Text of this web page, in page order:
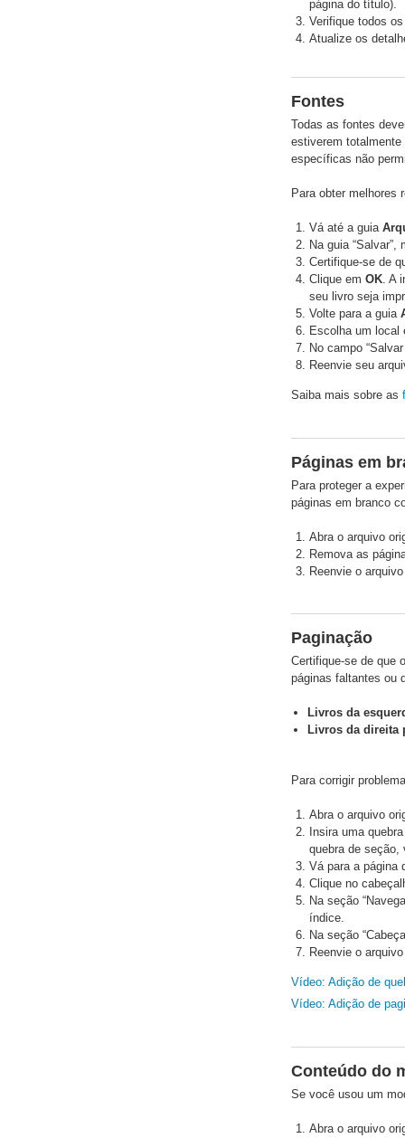
página do título).
Verifique todos
Atualize os
Fontes
Todas as fontes
estiverem
específicas não
Para obter melhores
Vá até a guia
Na guia
Certifique-se de
Clique em OK. A
seu livro seja
Volte para a guia
Escolha um local
No campo
Reenvie seu
Saiba mais sobre as
Páginas em
Para proteger a
páginas em branco
Abra o arquivo
Remova as
Reenvie o
Paginação
Certifique-se de que
páginas faltantes ou
Livros da
Livros da direita
Para corrigir
Abra o arquivo
Insira uma
quebra de
Vá para a página
Clique no
Na seção
índice.
Na seção
Reenvie o
Vídeo: Adição de
Vídeo: Adição de
Conteúdo do
Se você usou um
Abra o arquivo